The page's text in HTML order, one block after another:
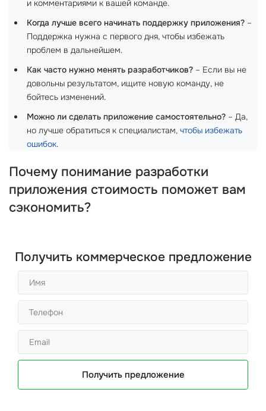
и комментариями к вашей команде.
Когда лучше всего начинать поддержку приложения? –
Поддержка нужна с первого дня, чтобы избежать
проблем в дальнейшем.
Как часто нужно менять разработчиков? – Если вы не
довольны результатом, ищите новую команду, не
бойтесь изменений.
Можно ли сделать приложение самостоятельно? – Да,
но лучше обратиться к специалистам, чтобы избежать
ошибок.
Почему понимание разработки
приложения стоимость поможет вам
сэкономить?
Получить коммерческое предложение
Получить предложение